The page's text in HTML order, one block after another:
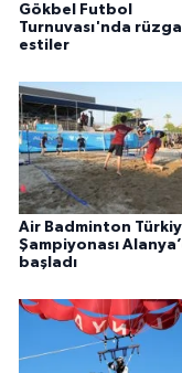
Gökbel Futbol
Turnuvası'nda
estiler
Air Badminton
Şampiyonası
başladı